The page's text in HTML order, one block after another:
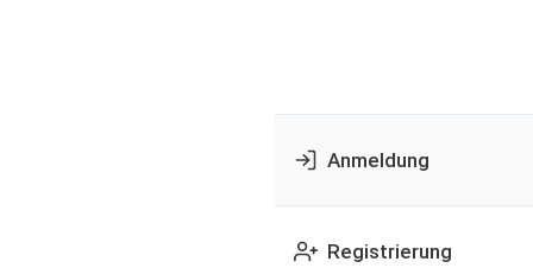
Anmeldung
Registrierung